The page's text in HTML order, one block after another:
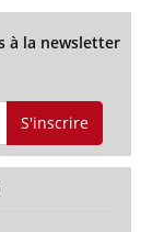
à la newsletter
S'inscrire